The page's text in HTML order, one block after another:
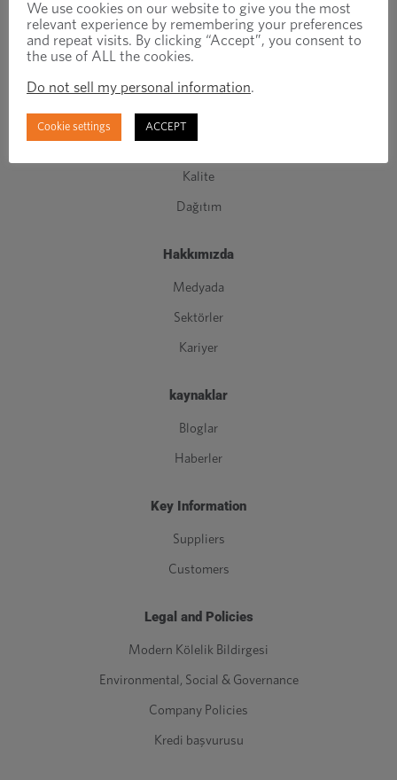
Standart Bağlantı Elemanları
C Sınıfı Bileşenler
İmalat
Mühendislik
Kalite
Dağıtım
Hakkımızda
Medyada
Sektörler
Kariyer
kaynaklar
Bloglar
Haberler
Key Information
Suppliers
Customers
Legal and Policies
Modern Kölelik Bildirgesi
Environmental, Social & Governance
Company Policies
Kredi başvurusu
We use cookies on our website to give you the most
relevant experience by remembering your preferences
and repeat visits. By clicking “Accept”, you consent to
the use of ALL the cookies.
Do not sell my personal information.
Cookie settings ACCEPT